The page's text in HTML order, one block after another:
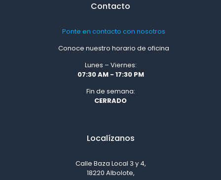
Contacto
Ponte en contacto con nosotros
Conoce nuestro horario de oficina
Lunes – Viernes:
07:30 AM - 17:30 PM
Fin de semana:
CERRADO
Localízanos
Calle Baza Local 3 y 4,
18220 Albolote,